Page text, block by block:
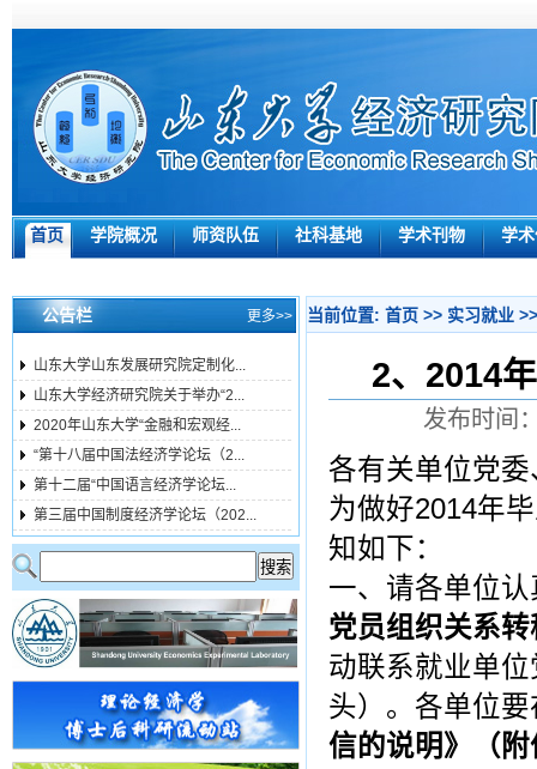
首页 学院概况 师资队伍 社科基地 学术刊物 学
公告栏 更多>>
山东大学山东发展研究院定制化...
山东大学经济研究院关于举办“2...
2020年山东大学“金融和宏观经...
“第十八届中国法经济学论坛（2...
第十二届“中国语言经济学论坛...
第三届中国制度经济学论坛（202...
当前位置: 首页 >> 实习就业
2、2014
发布时间
各有关单位党
为做好2014年
知如下：
一、请各单位
党员组织关系
动联系就业单
头）。各单位
信的说明》（附